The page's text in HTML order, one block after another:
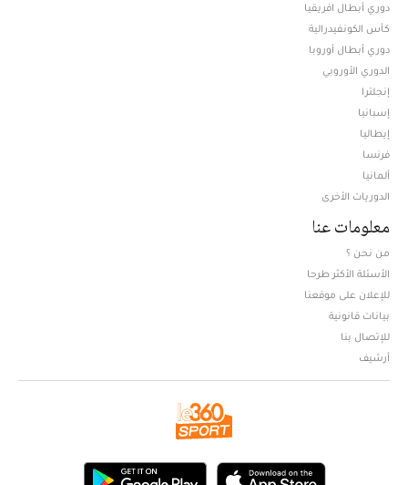
دوري أبطال افريقيا
كأس الكونفيدرالية
دوري أبطال أوروبا
الدوري الأوروبي
إنجلترا
إسبانيا
إيطاليا
فرنسا
ألمانيا
الدوريات الأخرى
معلومات عنا
من نحن ؟
الأسئلة الأكثر طرحا
للإعلان على موقعنا
بيانات قانونية
للإتصال بنا
أرشيف